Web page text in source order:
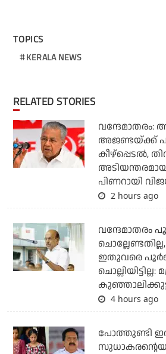
TOPICS
KERALA NEWS
RELATED STORIES
അജണ്ടയ്ക്ക്
കീഴ്‌പ്പെടല്‍,
പിണറായി
2 hours ago
വന്ദേമാതരം
ഇതുവരെ
ചൊല്ലിയിട്ടില്ല:
4 hours ago
പോത്തുണ്ടി